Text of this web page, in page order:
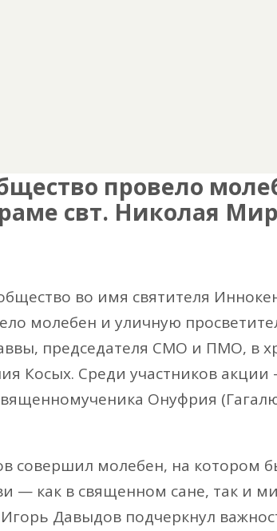
провело
свт. Николая
во имя святителя
молебен и уличную
председателя СМО и ПМО, в
Косых. Среди участников
Онуфрия
совершил молебен, на
— как в священном сане, так и
Давыдов подчеркнул